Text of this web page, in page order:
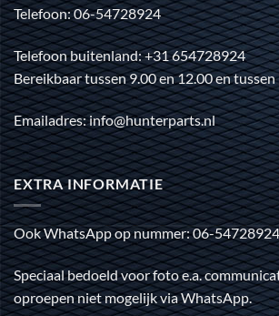
Telefoon: 06-54728924
Telefoon buitenland: +31 654728924
Bereikbaar tussen 9.00 en 12.00 en
Emailadres: info@hunterparts.nl
EXTRA INFORMATIE
Ook WhatsApp op nummer: 06-54728924
Speciaal bedoeld voor foto e.a.
oproepen niet mogelijk via WhatsApp.